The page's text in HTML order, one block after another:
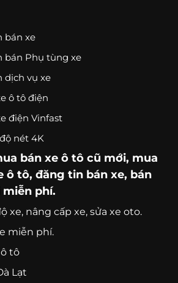
bán xe
bán Phụ tùng xe
dịch vụ xe
ô tô điện
điện Vinfast
nét 4K
bán xe ô tô cũ mới, mua
ô tô, đăng tin bán xe, bán
phí.
xe, nâng cấp xe, sửa xe oto.
miễn phí.
tô
Lạt